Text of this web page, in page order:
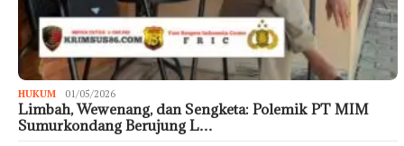
HUKUM 01/05/2026
Limbah, Wewenang, dan Sengketa: Polemik PT MIM
Sumurkondang Berujung L…